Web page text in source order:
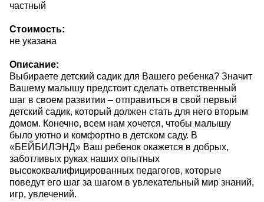
частный
Стоимость:
не указана
Описание:
Выбираете детский садик для Вашего ребенка? Значит
Вашему малышу предстоит сделать ответственный
шаг в своем развитии – отправиться в свой первый
детский садик, который должен стать для него вторым
домом. Конечно, всем нам хочется, чтобы малышу
было уютно и комфортно в детском саду. В
«БЕЙБИЛЭНД» Ваш ребенок окажется в добрых,
заботливых руках наших опытных
высококвалифицированных педагогов, которые
поведут его шаг за шагом в увлекательный мир знаний,
игр, увлечений.